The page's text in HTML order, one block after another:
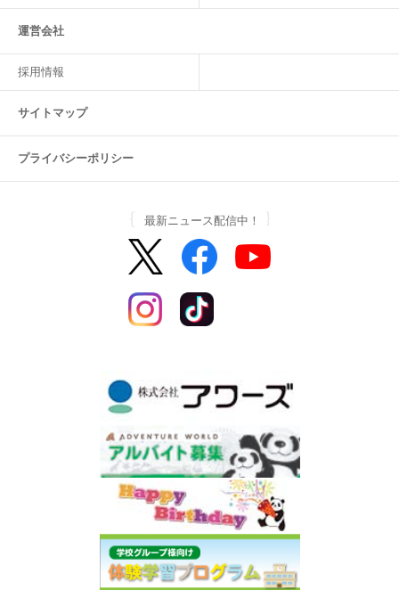
運営会社
採用情報
サイトマップ
プライバシーポリシー
最新ニュース配信中！